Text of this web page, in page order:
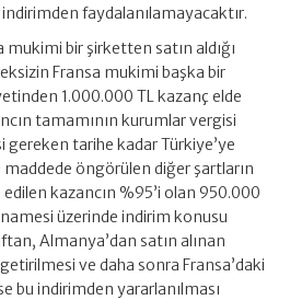
faydalanılamayacaktır.
mukimi bir şirketten satın aldığı
Fransa mukimi başka bir
1.000.000 TL kazanç elde
tamamının kurumlar vergisi
tarihe kadar Türkiye’ye
öngörülen diğer şartların
kazancın %95’i olan 950.000
üzerinde indirim konusu
Almanya’dan satın alınan
ve daha sonra Fransa’daki
bu indirimden yararlanılması